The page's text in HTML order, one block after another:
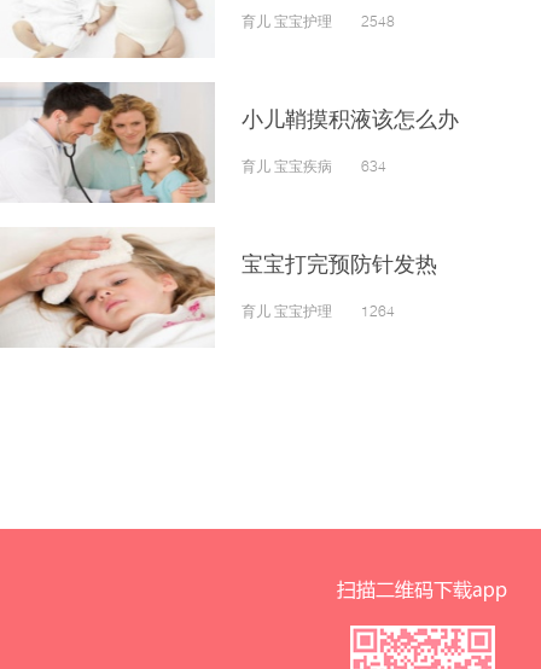
育儿 宝宝护理 2548
小儿鞘摸积液该怎么办
育儿 宝宝疾病 634
宝宝打完预防针发热
育儿 宝宝护理 1264